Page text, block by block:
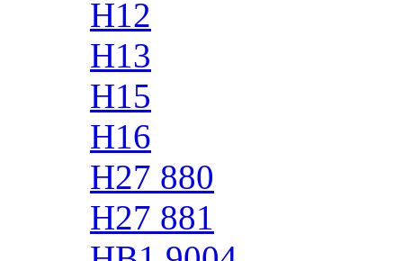
H12
H13
H15
H16
H27 880
H27 881